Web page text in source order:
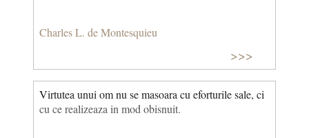
Charles L. de Montesquieu
>>>
Virtutea unui om nu se masoara cu eforturile sale, ci
cu ce realizeaza in mod obisnuit.